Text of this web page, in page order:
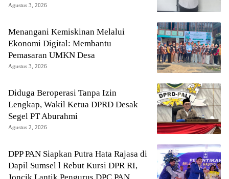
Agustus 3, 2026
Menangani Kemiskinan Melalui
Ekonomi Digital: Membantu
Pemasaran UMKN Desa
Agustus 3, 2026
Diduga Beroperasi Tanpa Izin
Lengkap, Wakil Ketua DPRD Desak
Segel PT Aburahmi
Agustus 2, 2026
DPP PAN Siapkan Putra Hata Rajasa di
Dapil Sumsel l Rebut Kursi DPR RI,